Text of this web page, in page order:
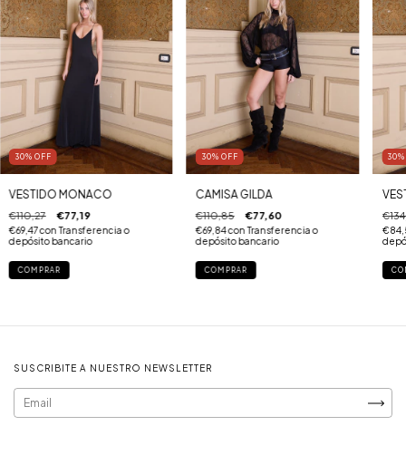
30% OFF
VESTIDO MONACO
€110,27 €77,19
€69,47con Transferencia o
depósito bancario
COMPRAR
30% OFF
CAMISA GILDA
€110,85 €77,60
€69,84con Transferencia o
depósito bancario
COMPRAR
30
SUSCRIBITE A NUESTRO NEWSLETTER